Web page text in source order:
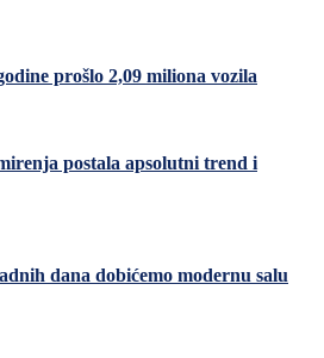
prošlo 2,09 miliona vozila
postala apsolutni trend i
dana dobićemo modernu salu